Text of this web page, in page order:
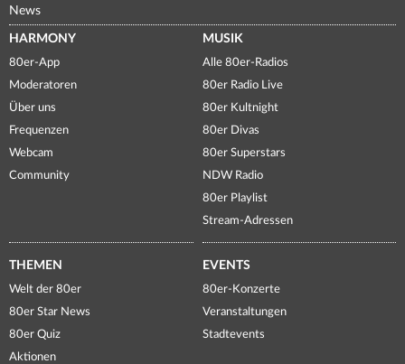
News
HARMONY
80er-App
Moderatoren
Über uns
Frequenzen
Webcam
Community
MUSIK
Alle 80er-Radios
80er Radio Live
80er Kultnight
80er Divas
80er Superstars
NDW Radio
80er Playlist
Stream-Adressen
THEMEN
Welt der 80er
80er Star News
80er Quiz
Aktionen
EVENTS
80er-Konzerte
Veranstaltungen
Stadtevents